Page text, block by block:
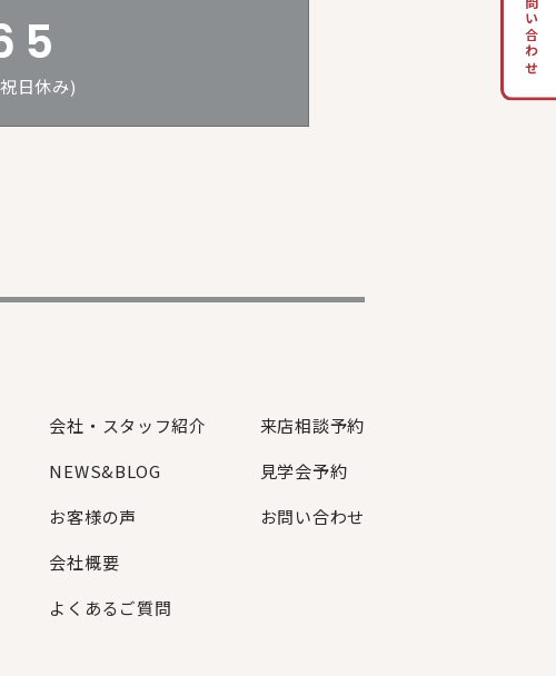
お問い合わせ
日休み)
会社・スタッフ紹介
NEWS&BLOG
お客様の声
会社概要
よくあるご質問
来店相談予約
見学会予約
お問い合わせ